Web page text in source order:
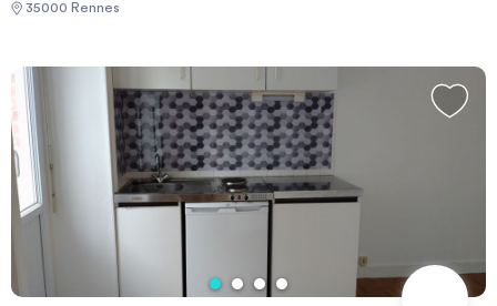
35000 Rennes